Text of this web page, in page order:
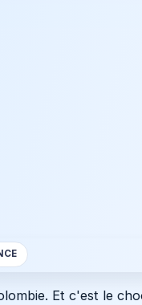
Et c'est le